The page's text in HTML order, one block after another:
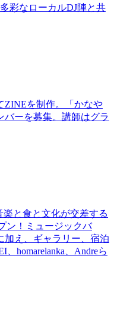
彩なローカルDJ陣と共
ZINEを制作。「かなや
バーを募集。講師はグラ
と⾷と⽂化が交差する
ン！ミュージックバ
加え、ギャラリー、宿泊
homarelanka、Andreら